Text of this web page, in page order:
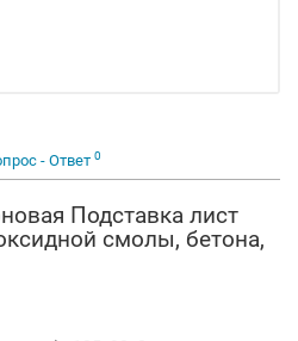
- Ответ 0
Подставка лист
смолы, бетона,